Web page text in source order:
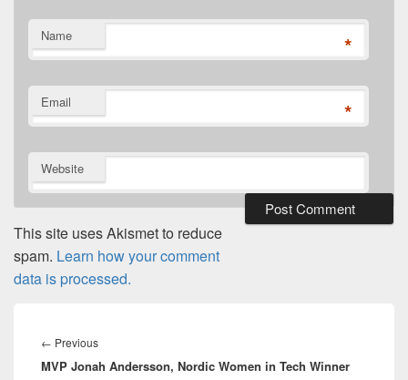
Name *
Email *
Website
This site uses Akismet to reduce
spam. Learn how your comment
data is processed.
navigation
← PreviousPrevious
post:
MVP Jonah Andersson, Nordic Women in Tech Winner